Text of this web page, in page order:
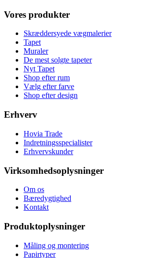
Vores produkter
Skræddersyede vægmalerier
Tapet
Muraler
De mest solgte tapeter
Nyt Tapet
Shop efter rum
Vælg efter farve
Shop efter design
Erhverv
Hovia Trade
Indretningsspecialister
Erhvervskunder
Virksomhedsoplysninger
Om os
Bæredygtighed
Kontakt
Produktoplysninger
Måling og montering
Papirtyper